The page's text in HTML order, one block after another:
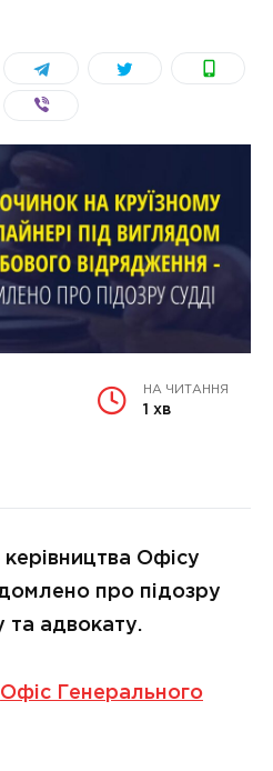
НА ЧИТАННЯ
1 хв
Офісу
про підозру
та адвокату.
Офіс Генерального